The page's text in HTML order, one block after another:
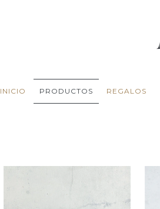
INICIO PRODUCTOS REGALOS